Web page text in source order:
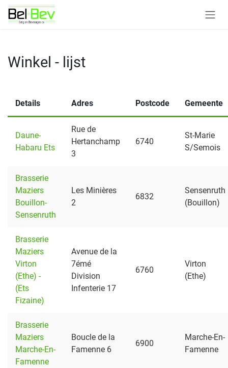
Overslaan naar inhoud
Winkel - lijst
Details Adres Postcode Gemeente
Daune-
Habaru Ets
Rue de
Hertanchamp
3
6740
St-Marie
S/Semois
Brasserie
Maziers
Bouillon-
Sensenruth
Les Minières
2
6832
Sensenruth
(Bouillon)
Brasserie
Maziers
Virton
(Ethe) -
(Ets
Fizaine)
Avenue de la
7émé
Division
Infenterie 17
6760
Virton
(Ethe)
Brasserie
Maziers
Marche-En-
Famenne
Boucle de la
Famenne 6
6900
Marche-En-
Famenne